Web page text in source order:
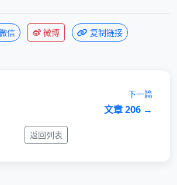
信 微博 复制链接
下一篇
文章 206 →
返回列表